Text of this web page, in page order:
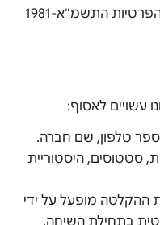
מאחסנים אותם, בהתאם לחוק הגנת הפרטיות התשמ"א-1981
עשויים לאסוף:
טלפון, שם חברה.
סטטוסים, היסטוריית
ההקלטה מופעל על ידי
בתחילת השיחה.